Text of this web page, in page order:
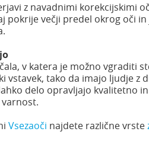
z navadnimi korekcijskimi
pokrije večji predel okrog oči
v katera je možno vgraditi
vstavek, tako da imajo ljudje z
delo opravljajo kvalitetno
Vsezaoči najdete različne vrste